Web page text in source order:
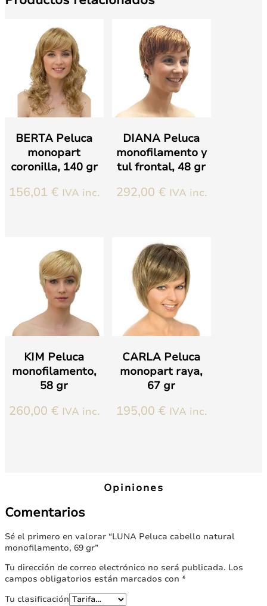
BERTA Peluca
monopart
coronilla, 140 gr
156,01 € IVA inc.
variantes.
opciones
elegir
en
página
producto
DIANA Peluca
monofilamento y
tul frontal, 48 gr
292,00 € IVA inc.
múltiples
variantes.
opciones
pueden
página
producto
KIM Peluca
monofilamento,
58 gr
260,00 € IVA inc.
se
elegir
en
página
de
producto
CARLA Peluca
monopart raya,
67 gr
195,00 € IVA inc.
variantes.
Las
elegir
página
de
producto
Opiniones
Comentarios
Sé el primero en valorar “LUNA Peluca cabello natural
monofilamento, 69 gr”
Tu dirección de correo electrónico no será publicada. Los
campos obligatorios están marcados con *
Tu clasificación